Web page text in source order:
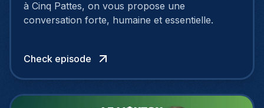
à Cinq Pattes, on vous propose une
conversation forte, humaine et essentielle.
Check episode